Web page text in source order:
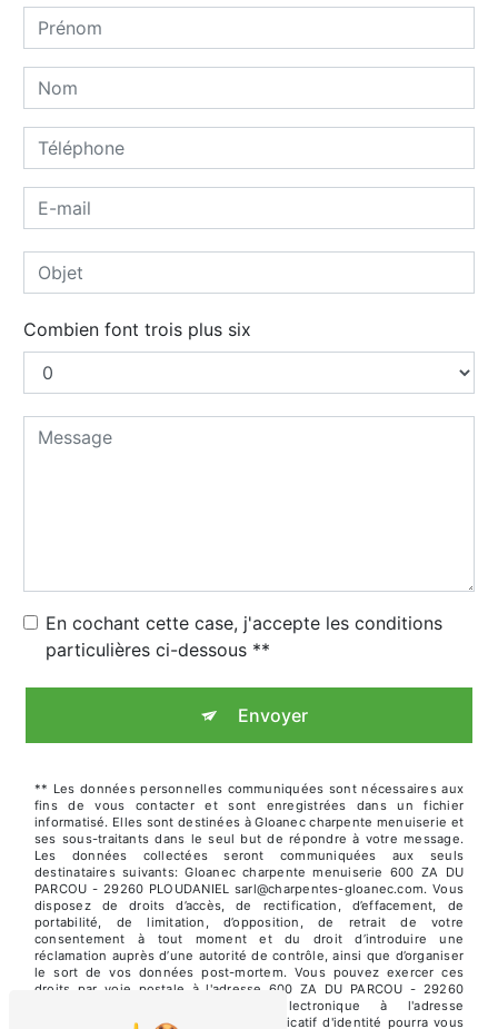
Combien font trois plus six
En cochant cette case, j'accepte les conditions
particulières ci-dessous **
Envoyer
** Les données personnelles communiquées sont nécessaires aux
fins de vous contacter et sont enregistrées dans un fichier
informatisé. Elles sont destinées à Gloanec charpente menuiserie et
ses sous-traitants dans le seul but de répondre à votre message.
Les données collectées seront communiquées aux seuls
destinataires suivants: Gloanec charpente menuiserie 600 ZA DU
PARCOU - 29260 PLOUDANIEL sarl@charpentes-gloanec.com. Vous
disposez de droits d’accès, de rectification, d’effacement, de
portabilité, de limitation, d’opposition, de retrait de votre
consentement à tout moment et du droit d’introduire une
réclamation auprès d’une autorité de contrôle, ainsi que d’organiser
le sort de vos données post-mortem. Vous pouvez exercer ces
droits par voie postale à l'adresse 600 ZA DU PARCOU - 29260
PLOUDANIEL ou par courrier électronique à l'adresse
sarl@charpentes-gloanec.com. Un justificatif d'identité pourra vous